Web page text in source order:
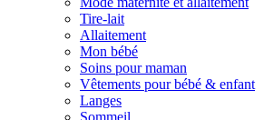
Tire-lait
Allaitement
Mon bébé
Soins pour maman
Vêtements pour bébé & enfant
Langes
Sommeil